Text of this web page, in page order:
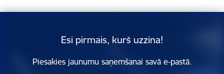
Esi pirmais, kurš uzzina!
Piesakies jaunumu saņemšanai savā e-pastā.